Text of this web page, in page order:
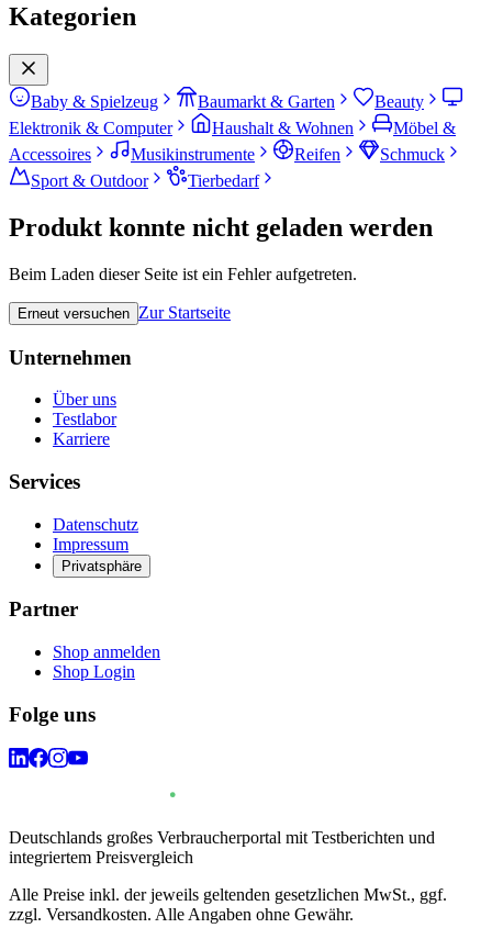
Kategorien
Baby & Spielzeug Baumarkt & Garten
Beauty
Elektronik & Computer
Haushalt & Wohnen
Möbel &
Accessoires
Musikinstrumente Reifen
Schmuck
Sport & Outdoor
Tierbedarf
Produkt konnte nicht geladen werden
Beim Laden dieser Seite ist ein Fehler aufgetreten.
Erneut versuchen Zur Startseite
Unternehmen
Über uns
Testlabor
Karriere
Services
Datenschutz
Impressum
Privatsphäre
Partner
Shop anmelden
Shop Login
Folge uns
Deutschlands großes Verbraucherportal mit Testberichten und
integriertem Preisvergleich
Alle Preise inkl. der jeweils geltenden gesetzlichen MwSt., ggf.
zzgl. Versandkosten. Alle Angaben ohne Gewähr.